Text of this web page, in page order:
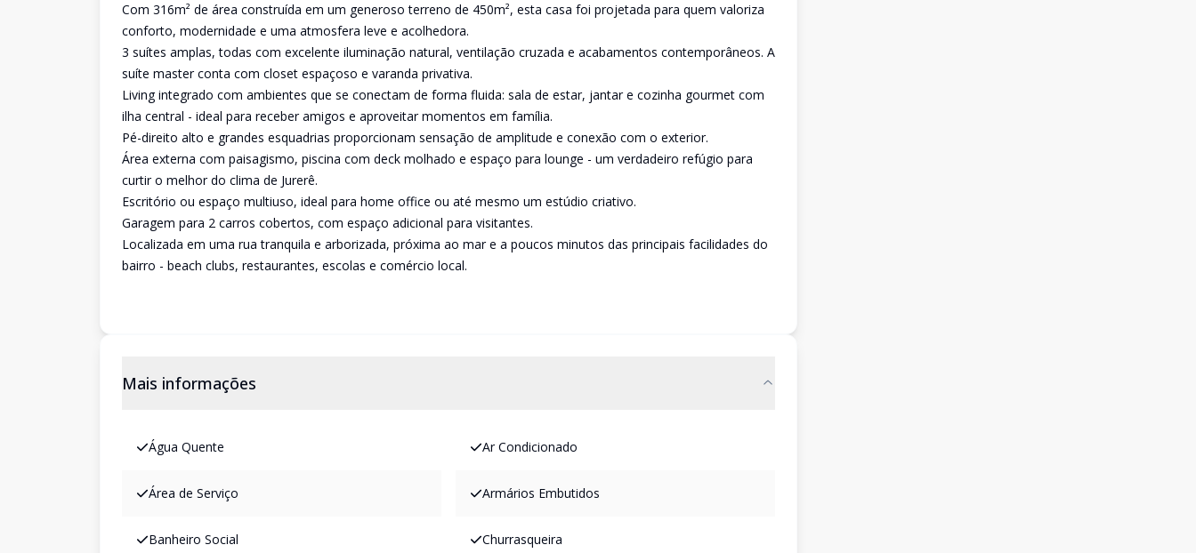
Com 316m² de área construída em um generoso terreno de 450m², esta casa foi projetada para quem valoriza
conforto, modernidade e uma atmosfera leve e acolhedora.
3 suítes amplas, todas com excelente iluminação natural, ventilação cruzada e acabamentos contemporâneos. A
suíte master conta com closet espaçoso e varanda privativa.
Living integrado com ambientes que se conectam de forma fluida: sala de estar, jantar e cozinha gourmet com
ilha central - ideal para receber amigos e aproveitar momentos em família.
Pé-direito alto e grandes esquadrias proporcionam sensação de amplitude e conexão com o exterior.
Área externa com paisagismo, piscina com deck molhado e espaço para lounge - um verdadeiro refúgio para
curtir o melhor do clima de Jurerê.
Escritório ou espaço multiuso, ideal para home office ou até mesmo um estúdio criativo.
Garagem para 2 carros cobertos, com espaço adicional para visitantes.
Localizada em uma rua tranquila e arborizada, próxima ao mar e a poucos minutos das principais facilidades do
bairro - beach clubs, restaurantes, escolas e comércio local.
Mais informações
Água Quente Ar Condicionado
Área de Serviço Armários Embutidos
Banheiro Social Churrasqueira